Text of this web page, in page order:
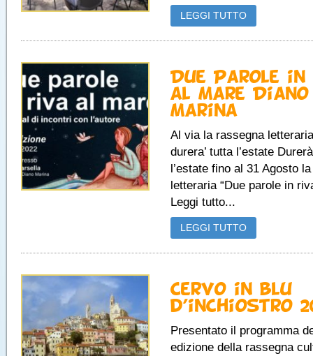
LEGGI TUTTO
Due Parole in
al Mare Diano
Marina
Al via la rassegna
durera’ tutta l’estate
l’estate fino al 31 Agosto
letteraria “Due parole in
Leggi tutto...
LEGGI TUTTO
Cervo in blu…
d’inchiostro
Presentato il programma
edizione della rassegna